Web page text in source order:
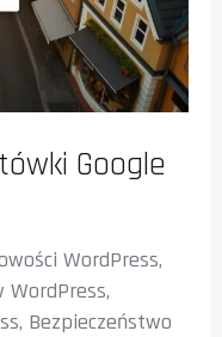
Google
WordPress,
,
, Bezpieczeństwo